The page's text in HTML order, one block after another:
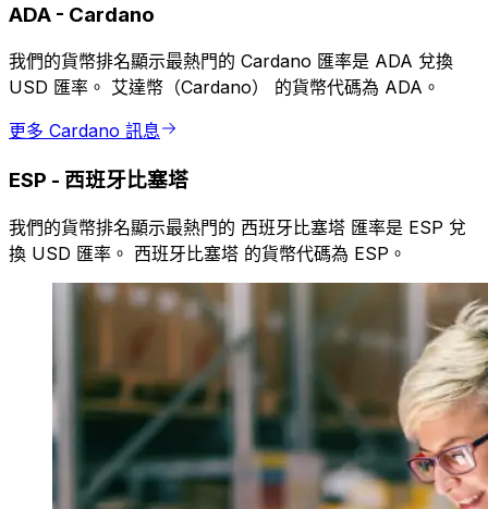
ADA - Cardano
我們的貨幣排名顯示最熱門的 Cardano 匯率是 ADA 兌換
USD 匯率。 艾達幣（Cardano） 的貨幣代碼為 ADA。
更多 Cardano 訊息
ESP - 西班牙比塞塔
我們的貨幣排名顯示最熱門的 西班牙比塞塔 匯率是 ESP 兌
換 USD 匯率。 西班牙比塞塔 的貨幣代碼為 ESP。